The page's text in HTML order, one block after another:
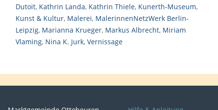
Dutoit, Kathrin Landa, Kathrin Thiele, Kunerth-Museum,
Kunst & Kultur, Malerei, MalerinnenNetzWerk Berlin-
Leipzig, Marianna Krueger, Markus Albrecht, Miriam
Vlaming, Nina K. Jurk, Vernissage